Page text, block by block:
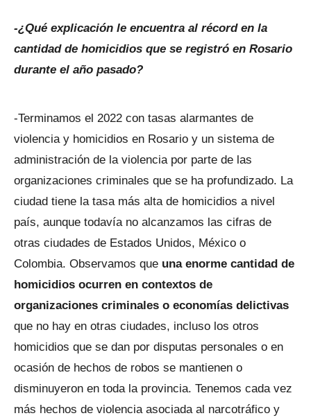
-¿Qué explicación le encuentra al récord en la
cantidad de homicidios que se registró en Rosario
durante el año pasado?
-Terminamos el 2022 con tasas alarmantes de
violencia y homicidios en Rosario y un sistema de
administración de la violencia por parte de las
organizaciones criminales que se ha profundizado. La
ciudad tiene la tasa más alta de homicidios a nivel
país, aunque todavía no alcanzamos las cifras de
otras ciudades de Estados Unidos, México o
Colombia. Observamos que una enorme cantidad de
homicidios ocurren en contextos de
organizaciones criminales o economías delictivas
que no hay en otras ciudades, incluso los otros
homicidios que se dan por disputas personales o en
ocasión de hechos de robos se mantienen o
disminuyeron en toda la provincia. Tenemos cada vez
más hechos de violencia asociada al narcotráfico y